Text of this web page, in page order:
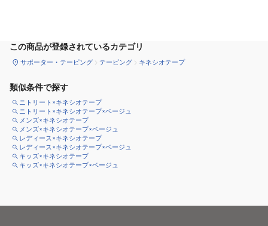
この商品が登録されているカテゴリ
サポーター・テーピング テーピング キネシオテープ
類似条件で探す
ニトリート×キネシオテープ
ニトリート×キネシオテープ×ベージュ
メンズ×キネシオテープ
メンズ×キネシオテープ×ベージュ
レディース×キネシオテープ
レディース×キネシオテープ×ベージュ
キッズ×キネシオテープ
キッズ×キネシオテープ×ベージュ